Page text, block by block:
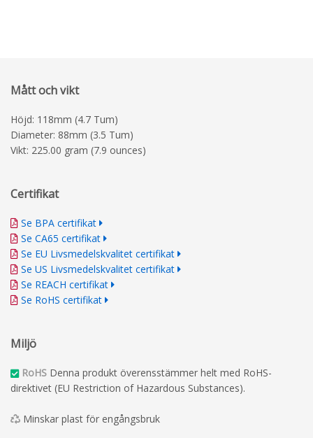
Mått och vikt
Höjd: 118mm (4.7 Tum)
Diameter: 88mm (3.5 Tum)
Vikt: 225.00 gram (7.9 ounces)
Certifikat
Se BPA certifikat
Se CA65 certifikat
Se EU Livsmedelskvalitet certifikat
Se US Livsmedelskvalitet certifikat
Se REACH certifikat
Se RoHS certifikat
Miljö
RoHS Denna produkt överensstämmer helt med RoHS-
direktivet (EU Restriction of Hazardous Substances).
Minskar plast för engångsbruk